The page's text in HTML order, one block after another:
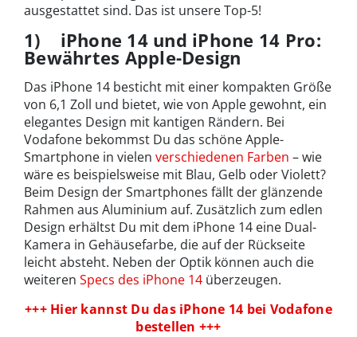
ausgestattet sind. Das ist unsere Top-5!
1) iPhone 14 und iPhone 14 Pro:
Bewährtes Apple-Design
Das iPhone 14 besticht mit einer kompakten Größe
von 6,1 Zoll und bietet, wie von Apple gewohnt, ein
elegantes Design mit kantigen Rändern. Bei
Vodafone bekommst Du das schöne Apple-
Smartphone in vielen verschiedenen Farben – wie
wäre es beispielsweise mit Blau, Gelb oder Violett?
Beim Design der Smartphones fällt der glänzende
Rahmen aus Aluminium auf. Zusätzlich zum edlen
Design erhältst Du mit dem iPhone 14 eine Dual-
Kamera in Gehäusefarbe, die auf der Rückseite
leicht absteht. Neben der Optik können auch die
weiteren Specs des iPhone 14 überzeugen.
+++ Hier kannst Du das iPhone 14 bei Vodafone
bestellen +++